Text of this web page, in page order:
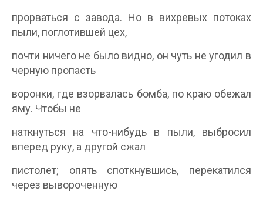
прорваться с завода. Но в вихревых потоках
пыли, поглотившей цех,
почти ничего не было видно, он чуть не угодил в
черную пропасть
воронки, где взорвалась бомба, по краю обежал
яму. Чтобы не
наткнуться на что-нибудь в пыли, выбросил
вперед руку, а другой сжал
пистолет; опять споткнувшись, перекатился
через вывороченную